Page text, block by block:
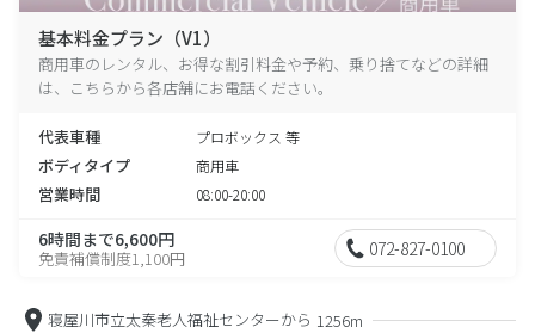
基本料金プラン（V1）
商用車のレンタル、お得な割引料金や予約、乗り捨てなどの詳細
は、こちらから各店舗にお電話ください。
代表車種 プロボックス 等
ボディタイプ 商用車
営業時間 08:00-20:00
6時間まで6,600円
免責補償制度1,100円 072-827-0100
寝屋川市立太秦老人福祉センターから 1256m